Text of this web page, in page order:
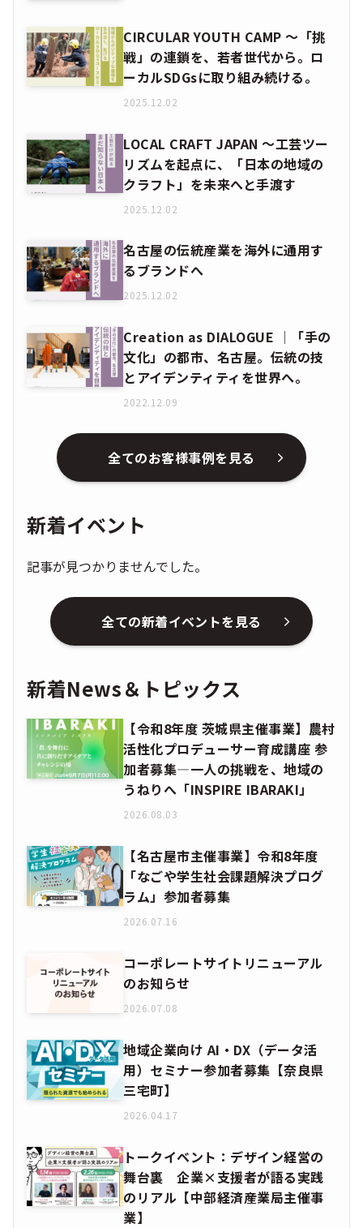
CIRCULAR YOUTH CAMP ～「挑
戦」の連鎖を、若者世代から。ロ
ーカルSDGsに取り組み続ける。
2025.12.02
LOCAL CRAFT JAPAN ～工芸ツー
リズムを起点に、「日本の地域の
クラフト」を未来へと手渡す
2025.12.02
名古屋の伝統産業を海外に通用す
るブランドへ
2025.12.02
Creation as DIALOGUE │「手の
文化」の都市、名古屋。伝統の技
とアイデンティティを世界へ。
2022.12.09
全てのお客様事例を見る
新着イベント
記事が見つかりませんでした。
全ての新着イベントを見る
新着News＆トピックス
【令和8年度 茨城県主催事業】農村
活性化プロデューサー育成講座 参
加者募集―一人の挑戦を、地域の
うねりへ「INSPIRE IBARAKI」
2026.08.03
【名古屋市主催事業】令和8年度
「なごや学生社会課題解決プログ
ラム」参加者募集
2026.07.16
コーポレートサイトリニューアル
のお知らせ
2026.07.08
地域企業向け AI・DX（データ活
用）セミナー参加者募集【奈良県
三宅町】
2026.04.17
トークイベント：デザイン経営の
舞台裏 企業×支援者が語る実践
のリアル【中部経済産業局主催事
業】